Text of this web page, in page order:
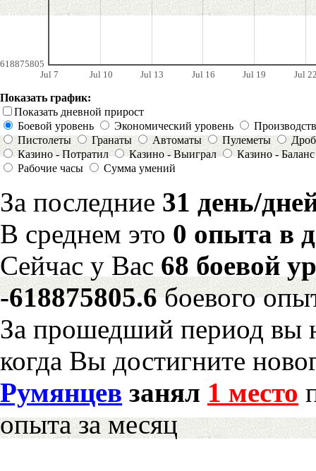
Jul 7 Jul 10 Jul 13 Jul 16 Jul 19 Jul
618875805
Показать график:
Показать дневной прирост
Боевой уровень
Экономический уровень
Пистолеты
Гранаты Автоматы Пулеметы
Казино - Потратил
Казино - Выиграл
Казино - Баланс
Рабочие часы
Сумма умений
За последние 31 день/
В среднем это 0 опыта в
Сейчас у Вас 68 боевой
-618875805.6боевого
За прошедший период вы
когда Вы достигните
Румянцев занял 1 место
опыта за месяц